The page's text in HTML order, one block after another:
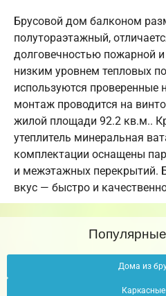
Брусовой дом балконом
полутораэтажный,
долговечностью пожарной
низким уровнем тепловых
используются проверенные
монтаж проводится на
жилой площади 92.2 кв.м..
утеплитель минеральная
комплектации оснащены
и межэтажных перекрытий.
вкус — быстро и
Дома из